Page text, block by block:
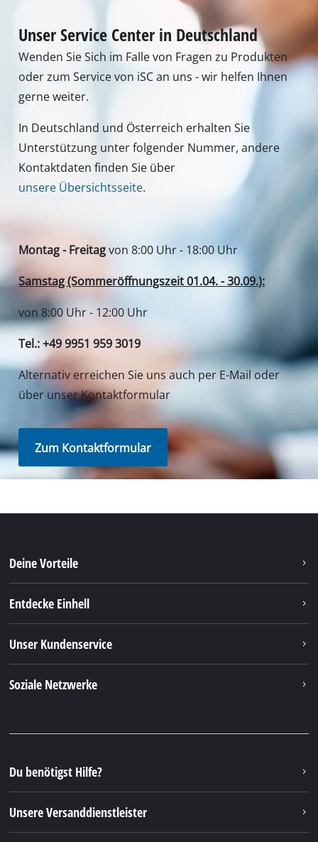
Unser Service Center in Deutschland
Wenden Sie Sich im Falle von Fragen zu Produkten
oder zum Service von iSC an uns - wir helfen Ihnen
gerne weiter.
In Deutschland und Österreich erhalten Sie
Unterstützung unter folgender Nummer, andere
Kontaktdaten finden Sie über
unsere Übersichtsseite.
Montag - Freitagvon 8:00 Uhr - 18:00 Uhr
Samstag (Sommeröffnungszeit 01.04. - 30.09.):
von 8:00 Uhr - 12:00 Uhr
Tel.: +49 9951 959 3019
Alternativ erreichen Sie uns auch per E-Mail oder
über unser Kontaktformular
Zum Kontaktformular
Deine Vorteile
Entdecke Einhell
Unser Kundenservice
Soziale Netzwerke
Du benötigst Hilfe?
Unsere Versanddienstleister